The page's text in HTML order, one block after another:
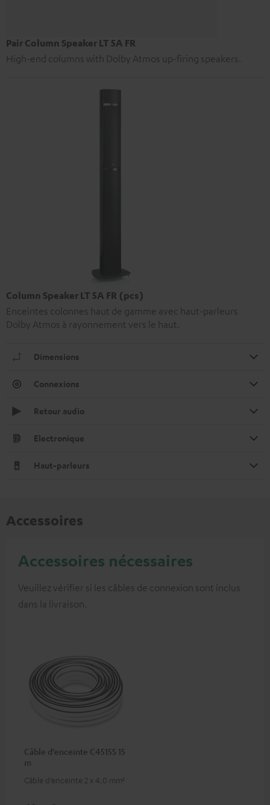
Pair Column Speaker LT 5A FR
High-end columns with Dolby Atmos up-firing speakers.
Column Speaker LT 5A FR (pcs)
Enceintes colonnes haut de gamme avec haut-parleurs
Dolby Atmos à rayonnement vers le haut.
Dimensions
Connexions
Retour audio
Electronique
Haut-parleurs
Accessoires
Accessoires nécessaires
Veuillez vérifier si les câbles de connexion sont inclus
dans la livraison.
Câble d’enceinte C4515S 15
m
Câble d’enceinte 2 x 4,0 mm²